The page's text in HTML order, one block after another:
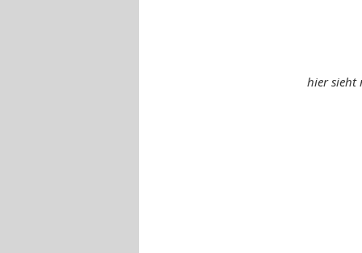
hier sieht